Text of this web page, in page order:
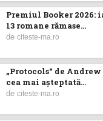
Premiul Booker 2026:
13 romane rămase...
deciteste-ma.ro
„Protocols“ de
cea mai așteptată...
deciteste-ma.ro